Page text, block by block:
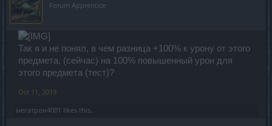
Forum Apprentice
Так я и не понял, в чем разница +100% к урону от этого
предмета, (сейчас) на 100% повышенный урон для
этого предмета (тест)?
Oct 11, 2019
мегатрон4001 likes this.